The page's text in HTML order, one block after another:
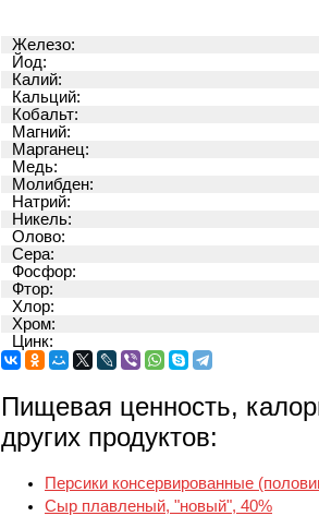
Железо:
Йод:
Калий:
Кальций:
Кобальт:
Магний:
Марганец:
Медь:
Молибден:
Натрий:
Никель:
Олово:
Сера:
Фосфор:
Фтор:
Хлор:
Хром:
Цинк:
Пищевая ценность,
других продуктов:
Персики консервированные
Сыр плавленый, "новый", 40%